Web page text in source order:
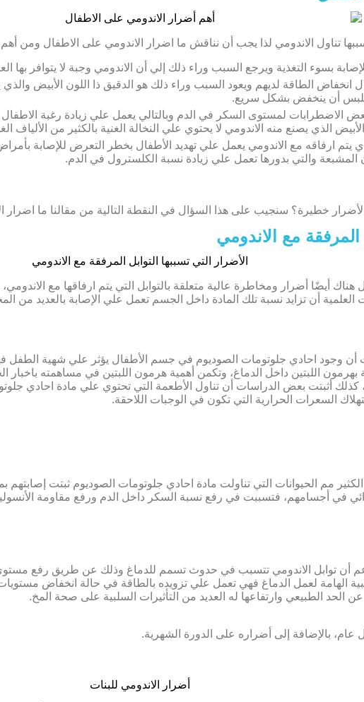
تناول الاندومي لذا يجب أن نناقش ما اضرار الاندومي على الاطفال ومن أهم
بسوء التغذية ويرجع السبب وراء ذلك إلي أن الاندومي وجبة لا يتوافر بها
انخفاض الطاقة لديهم ويعود السبب وراء ذلك هو الدقيق ذا اللون الأبيض
يلبس أن ينخفض بشكل سريع.
الاضطرابات لمستوى السكر في الدم وبالتالي يعمل علي زيادة رغبة
الذي يصنع منه الاندومي لا يحتوي علي النخالة الغنية بالكثير من الألياف
يتم ارفاقه مع الاندومي يعمل علي تهديد الأطفال بخطر التعرض للإصابة
المشبعة والتي بدورها تعمل علي زيادة نسبة الكلسترول في الدم.
خطيرة؟ سنجيب على هذا السؤال في النقطة التالية من مقالنا ما اضرار
المرفقة مع الاندومي
هناك أيضًا أضرار ومخاطرة عالية متعلقة بالتوابل التي يتم ارفاقها مع
أن تزايد نسبة تلك المادة داخل الجسم تعمل علي الإصابة بالعديد من
أن وجود احادي جلوتومات الصوديوم في جسم الأطفال يؤثر علي شهية
بهرمون اللبتين داخل الدماغ، وتكمن أهمية هرمون اللبتين في مساهمته
كذلك أثبتت بعض الدراسات أن تناول الأطعمة التي تحتوي علي مادة احادي
السعرات الحرارية التي تكون في الوجبات اللاحقة.
مم الحيوانات التي تناولت مادة احادي جلوتومات الصوديوم ثبتت
في أجسامهم، فتسببت في رفع نسبة السكر داخل الدم ورفع مقاومة
أن توابل الاندومي تتسبب في حدوث تسمم للدماغ وذلك عن طريق رفع مستوي
الهامة لعمل الدماغ فهي تعمل علي تزويده بالطاقة في حالة انخفاض
عن الحد الطبيعي وارتفاعها له العديد من التأثيرات السلبية على صحة المخ.
بالإضافة إلى أضراره على الدورة الشهرية.